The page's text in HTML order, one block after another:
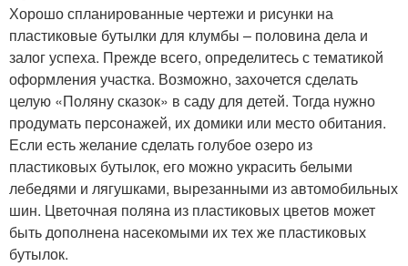
Хорошо спланированные чертежи и рисунки на
пластиковые бутылки для клумбы – половина дела и
залог успеха. Прежде всего, определитесь с тематикой
оформления участка. Возможно, захочется сделать
целую «Поляну сказок» в саду для детей. Тогда нужно
продумать персонажей, их домики или место обитания.
Если есть желание сделать голубое озеро из
пластиковых бутылок, его можно украсить белыми
лебедями и лягушками, вырезанными из автомобильных
шин. Цветочная поляна из пластиковых цветов может
быть дополнена насекомыми их тех же пластиковых
бутылок.